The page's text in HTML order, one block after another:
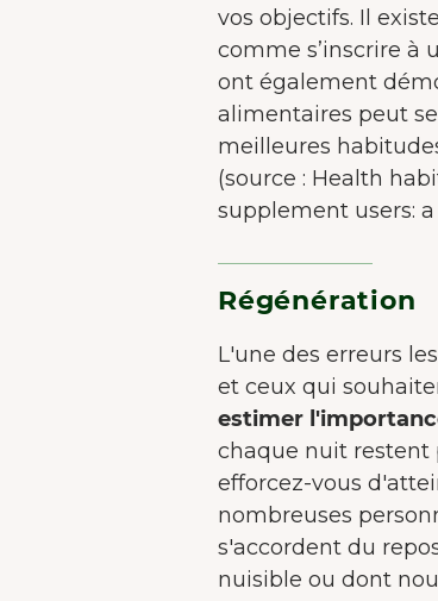
vos objectifs. Il
comme s’inscrire à
ont également
alimentaires peut
meilleures
(source : Health
supplement users: a
Régénération
L'une des erreurs
et ceux qui
estimer
chaque nuit restent
efforcez-vous
nombreuses
s'accordent du
nuisible ou dont